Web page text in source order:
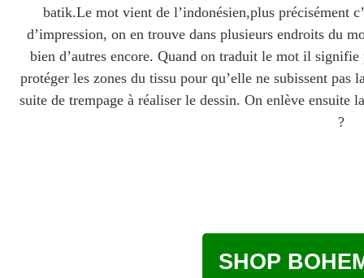
batik.Le mot vient de l’indonésien,plus précisément
d’impression, on en trouve dans plusieurs endroits du
bien d’autres encore. Quand on traduit le mot il
protéger les zones du tissu pour qu’elle ne subissent
suite de trempage à réaliser le dessin. On enlève ensuite
?
SHOP